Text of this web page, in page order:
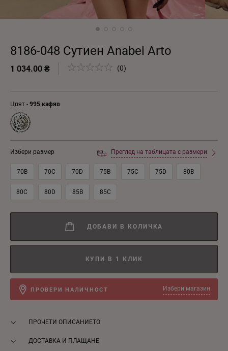
8186-048 Сутиен Anabel Arto
1 034.00 ₴ (0)
Цвят - 995 кафяв
Избери размер Преглед на таблицата с размери
70B 70C 70D 75B 75C 75D 80B
80C 80D 85B 85C
ДОБАВИ В КОЛИЧКА
КУПИ В 1 КЛИК
ПРОВЕРИ НАЛИЧНОСТ Избери магазин
ПРОЧЕТИ ОПИСАНИЕТО
ДОСТАВКА И ПЛАЩАНЕ